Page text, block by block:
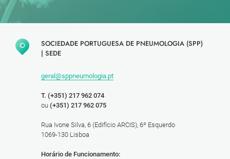
SOCIEDADE PORTUGUESA DE PNEUMOLOGIA (SPP)
| SEDE
geral@sppneumologia.pt
T. (+351) 217 962 074
ou (+351) 217 962 075
Rua Ivone Silva, 6 (Edifício ARCIS), 6º Esquerdo
1069-130 Lisboa
Horário de Funcionamento: